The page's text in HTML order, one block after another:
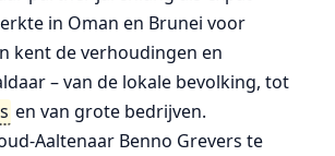
in Oman en Brunei voor
kent de verhoudingen en
– van de lokale bevolking, tot
en van grote bedrijven.
Aaltenaar Benno Grevers te